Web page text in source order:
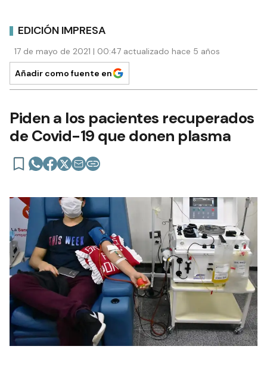
EDICIÓN IMPRESA
17 de mayo de 2021 | 00:47 actualizado hace 5 años
Añadir como fuente en
Piden a los pacientes recuperados
de Covid-19 que donen plasma